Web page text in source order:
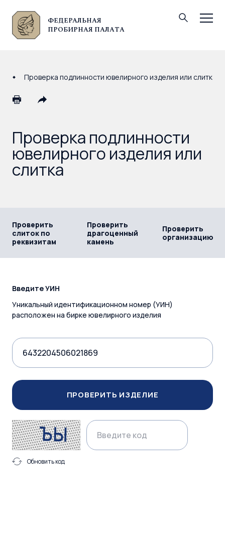
ФЕДЕРАЛЬНАЯ
ПРОБИРНАЯ ПАЛАТА
© Федеральная пробирная палата, 2026
Проверка подлинности ювелирного изделия или слитка
Проверка подлинности
ювелирного изделия или
слитка
Проверить
слиток по
реквизитам
Проверить
драгоценный
камень
Проверить
организацию
Введите УИН
Уникальный идентификационном номер (УИН)
расположен на бирке ювелирного изделия
ПРОВЕРИТЬ ИЗДЕЛИЕ
Обновить код